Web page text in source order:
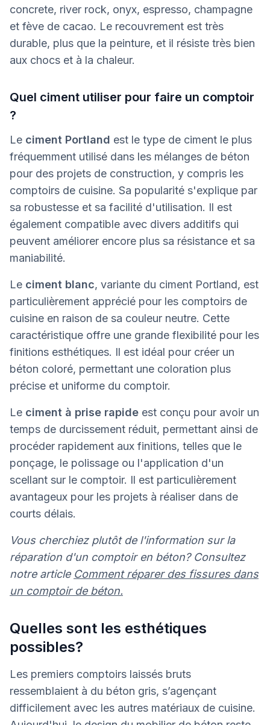
concrete, river rock, onyx, espresso, champagne
et fève de cacao. Le recouvrement est très
durable, plus que la peinture, et il résiste très bien
aux chocs et à la chaleur.
Quel ciment utiliser pour faire un comptoir
?
Le ciment Portland est le type de ciment le plus
fréquemment utilisé dans les mélanges de béton
pour des projets de construction, y compris les
comptoirs de cuisine. Sa popularité s'explique par
sa robustesse et sa facilité d'utilisation. Il est
également compatible avec divers additifs qui
peuvent améliorer encore plus sa résistance et sa
maniabilité.
Le ciment blanc, variante du ciment Portland, est
particulièrement apprécié pour les comptoirs de
cuisine en raison de sa couleur neutre. Cette
caractéristique offre une grande flexibilité pour les
finitions esthétiques. Il est idéal pour créer un
béton coloré, permettant une coloration plus
précise et uniforme du comptoir.
Le ciment à prise rapide est conçu pour avoir un
temps de durcissement réduit, permettant ainsi de
procéder rapidement aux finitions, telles que le
ponçage, le polissage ou l'application d'un
scellant sur le comptoir. Il est particulièrement
avantageux pour les projets à réaliser dans de
courts délais.
Vous cherchiez plutôt de l'information sur la
réparation d'un comptoir en béton? Consultez
notre article Comment réparer des fissures dans
un comptoir de béton.
Quelles sont les esthétiques
possibles?
Les premiers comptoirs laissés bruts
ressemblaient à du béton gris, s’agençant
difficilement avec les autres matériaux de cuisine.